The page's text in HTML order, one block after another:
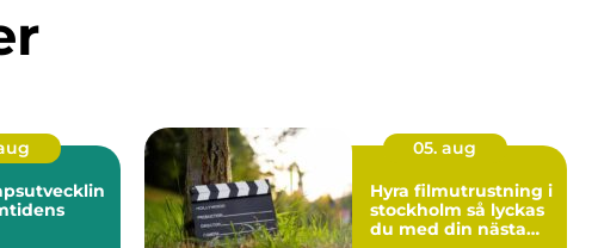
05. aug
Hyra filmutrustning i
stockholm så lyckas
du med din nästa